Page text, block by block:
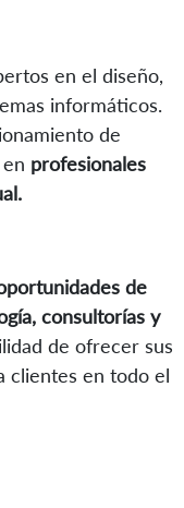
en el diseño,
informáticos.
de
profesionales
de
consultorías y
de ofrecer sus
clientes en todo el